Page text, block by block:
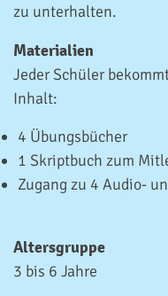
zu unterhalten.
Materialien
Jeder Schüler
Inhalt:
4 Übungsbücher
1 Skriptbuch zum
Zugang zu 4 Audio-
Altersgruppe
3 bis 6 Jahre